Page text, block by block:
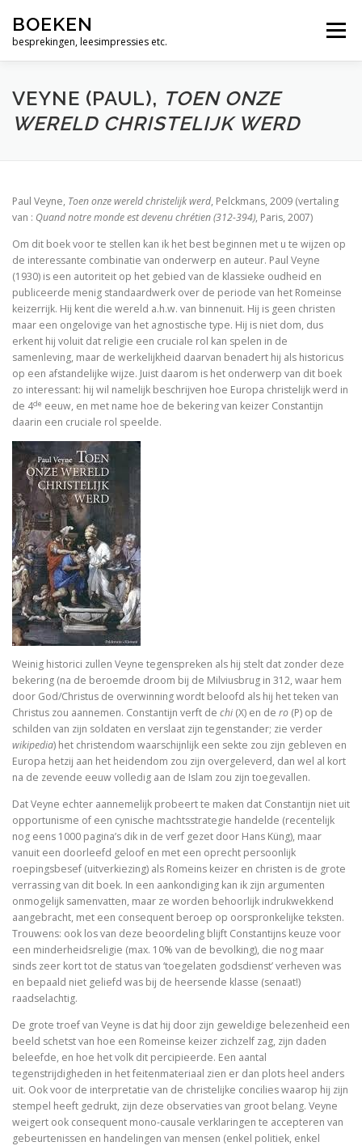
naarBOEKEN
besprekingen, leesimpressies etc.
Menu
Alleen maar woorden
De bijbel, een vrij zinnige lezing
Over de psalmen. Uitweidingen 110-117
The Jews and the Reformation.
Zero Degrees of Empathy
Religious America, Secular Europe? A Theme
In Praise of Doubt
Bruiloft (I, II) Preken over het Hooglied
Troost in filosofie
Waar blijft de kerk?
God. A Very Short Introduction
Bach’s Personal copy of Calov’s Bible Commentary
Bardot, Fallaci, Houellebecq en Wilders….
Allesomvattende onderwijsleer. Didactica
Meursault: contre-enquête
Tegenwoordigheid van geest als Europese uitdaging
Ecce Philosophus. Leven en werk
Trialoog.
De ontdekking van het Nieuwe Testament
Vergeten rijkdom
Ontluikend christendom
over identiteit
Erasmus: Sometimes a Spin Doctor is Right
levensbeschouwelijke vakken.
God is een vluchteling. De terugkeer van het
De visie van Freinet
De kathedralenbouwers
VEYNE (PAUL), TOEN ONZE
WERELD CHRISTELIJK WERD
Paul Veyne, Toen onze wereld christelijk werd, Pelckmans, 2009 (vertaling
van : Quand notre monde est devenu chrétien (312-394), Paris, 2007)
Om dit boek voor te stellen kan ik het best beginnen met u te wijzen op
de interessante combinatie van onderwerp en auteur. Paul Veyne
(1930) is een autoriteit op het gebied van de klassieke oudheid en
publiceerde menig standaardwerk over de periode van het Romeinse
keizerrijk. Hij kent die wereld a.h.w. van binnenuit. Hij is geen christen
maar een ongelovige van het agnostische type. Hij is niet dom, dus
erkent hij voluit dat religie een cruciale rol kan spelen in de
samenleving, maar de werkelijkheid daarvan benadert hij als historicus
op een afstandelijke wijze. Juist daarom is het onderwerp van dit boek
zo interessant: hij wil namelijk beschrijven hoe Europa christelijk werd in
de 4de eeuw, en met name hoe de bekering van keizer Constantijn
daarin een cruciale rol speelde.
Weinig historici zullen Veyne tegenspreken als hij stelt dat zonder deze
bekering (na de beroemde droom bij de Milviusbrug in 312, waar hem
door God/Christus de overwinning wordt beloofd als hij het teken van
Christus zou aannemen. Constantijn verft de chi (X) en de ro (P) op de
schilden van zijn soldaten en verslaat zijn tegenstander; zie verder
wikipedia) het christendom waarschijnlijk een sekte zou zijn gebleven en
Europa hetzij aan het heidendom zou zijn overgeleverd, dan wel al kort
na de zevende eeuw volledig aan de Islam zou zijn toegevallen.
Dat Veyne echter aannemelijk probeert te maken dat Constantijn niet uit
opportunisme of een cynische machtsstrategie handelde (recentelijk
nog eens 1000 pagina’s dik in de verf gezet door Hans Küng), maar
vanuit een doorleefd geloof en met een oprecht persoonlijk
roepingsbesef (uitverkiezing) als Romeins keizer en christen is de grote
verrassing van dit boek. In een aankondiging kan ik zijn argumenten
onmogelijk samenvatten, maar ze worden behoorlijk indrukwekkend
aangebracht, met een consequent beroep op oorspronkelijke teksten.
Trouwens: ook los van deze beoordeling blijft Constantijns keuze voor
een minderheidsreligie (max. 10% van de bevolking), die nog maar
sinds zeer kort tot de status van ‘toegelaten godsdienst’ verheven was
en bepaald niet geliefd was bij de heersende klasse (senaat!)
raadselachtig.
De grote troef van Veyne is dat hij door zijn geweldige belezenheid een
beeld schetst van hoe een Romeinse keizer zichzelf zag, zijn daden
beleefde, en hoe het volk dit percipieerde. Een aantal
tegenstrijdigheden in het feitenmateriaal zien er dan plots heel anders
uit. Ook voor de interpretatie van de christelijke concilies waarop hij zijn
stempel heeft gedrukt, zijn deze observaties van groot belang. Veyne
weigert ook consequent mono-causale verklaringen te accepteren van
gebeurtenissen en handelingen van mensen (enkel politiek, enkel